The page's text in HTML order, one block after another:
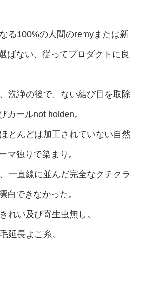
る100%の人間のremyまたは新
ばない、従ってプロダクトに良
洗浄の後で、ない結び目を取除
カールnot holden。
とんどは加工されていない自然
マ独りで染まり。
一直線に並んだ完全なクチクラ
白できなかった。
れい及び寄生虫無し。
延長よこ糸。